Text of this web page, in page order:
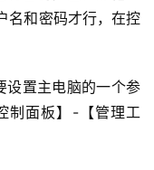
名和密码才行，在控
设置主电脑的一个参
制面板】-【管理工